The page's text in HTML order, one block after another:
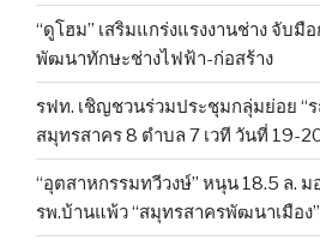
“ดูโฮม” เสริมแกร่งแรงงานช่าง จับ
พัฒนาทักษะช่างไฟฟ้า-ก่อสร้าง
รฟท. เชิญชวนร่วมประชุมกลุ่มย่อย “
สมุทรสาคร 8 ตำบล 7 เวที วันที่ 19-
“อุตสาหกรรมทวีวงษ์” หนุน 18.5 ล.
รพ.บ้านแพ้ว “สมุทรสาครพัฒนาเมือง